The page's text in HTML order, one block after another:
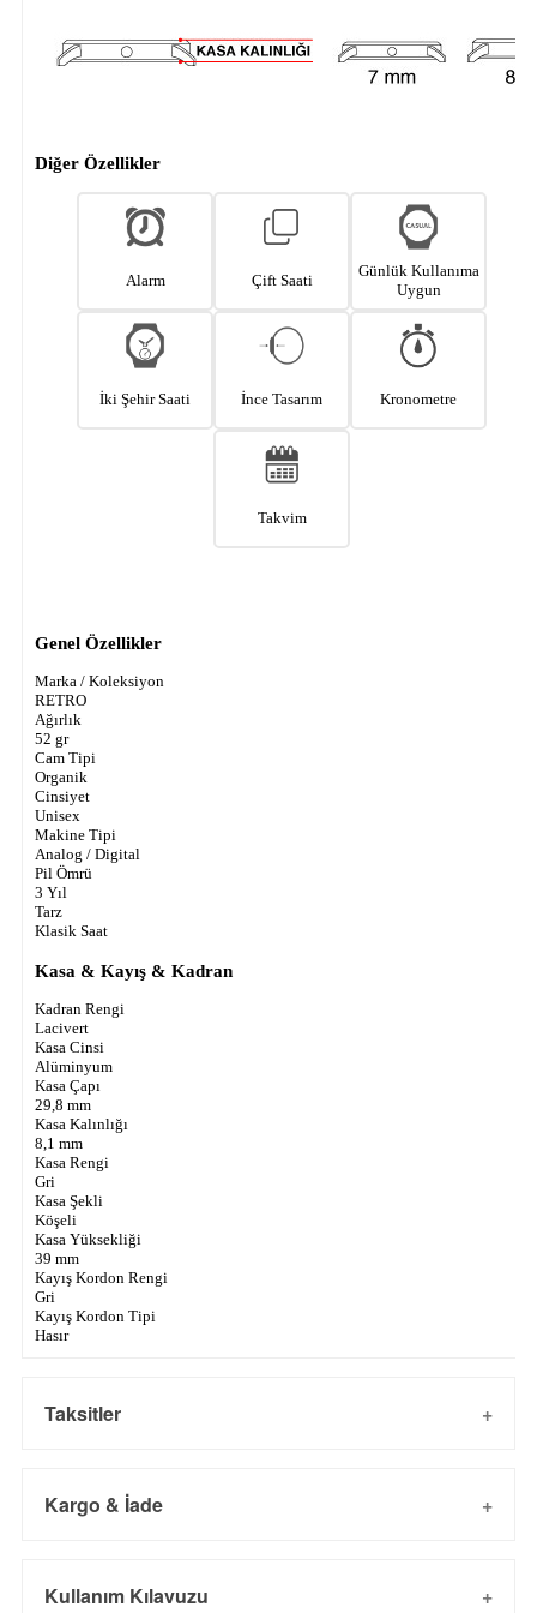
Diğer Özellikler
Alarm Çift Saati
Günlük Kullanıma
Uygun
İki Şehir Saati İnce Tasarım Kronometre
Takvim
Genel Özellikler
Marka / Koleksiyon
RETRO
Ağırlık
52 gr
Cam Tipi
Organik
Cinsiyet
Unisex
Makine Tipi
Analog / Digital
Pil Ömrü
3 Yıl
Tarz
Klasik Saat
Kasa & Kayış & Kadran
Kadran Rengi
Lacivert
Kasa Cinsi
Alüminyum
Kasa Çapı
29,8 mm
Kasa Kalınlığı
8,1 mm
Kasa Rengi
Gri
Kasa Şekli
Köşeli
Kasa Yüksekliği
39 mm
Kayış Kordon Rengi
Gri
Kayış Kordon Tipi
Hasır
Taksitler
Kargo & İade
Kullanım Kılavuzu